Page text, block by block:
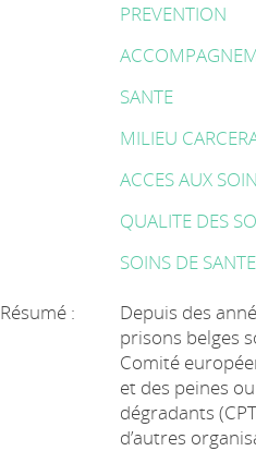
PREVENTION
SANTE
MILIEU
ACCES AUX
QUALITE DES
SOINS DE SANTE
Résumé :
Depuis des
prisons belges
Comité
et des peines
dégradants
d’autres